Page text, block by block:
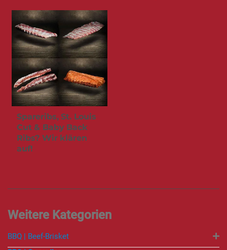
Spareribs, St. Louis
Cut & Baby Back
Ribs? Wir klären
auf!
BBQ | Beef-Brisket